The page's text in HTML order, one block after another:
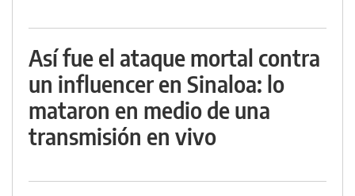
Así fue el ataque mortal contra
un influencer en Sinaloa: lo
mataron en medio de una
transmisión en vivo